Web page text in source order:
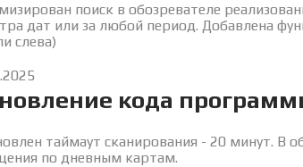
поиск в обозревателе
дат или за любой период. Добавлена
слева)
кода
таймаут сканирования - 20 минут.
по дневным картам.